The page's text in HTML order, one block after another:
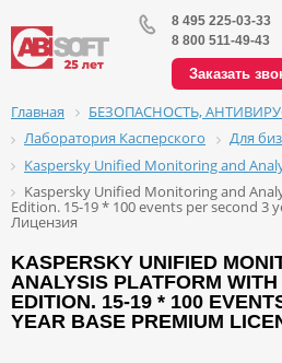
8 495 225-03-33
8 800 511-49-43
Заказать
Главная
БЕЗОПАСНОСТЬ,
Лаборатория Касперского
Для
Kaspersky Unified Monitoring and
Kaspersky Unified Monitoring and
Edition. 15-19 * 100 events per second 3
Лицензия
KASPERSKY UNIFIED
ANALYSIS PLATFORM
EDITION. 15-19 * 100
YEAR BASE PREMIUM